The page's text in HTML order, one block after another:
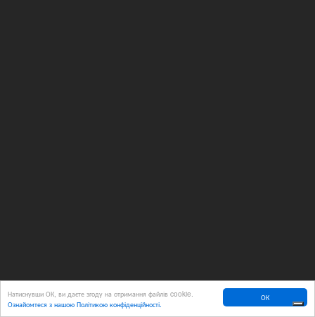
ОК
Натиснувши ОК, ви даєте згоду на отримання файлів cookie.
Ознайомтеся з нашою Політикою конфіденційності.